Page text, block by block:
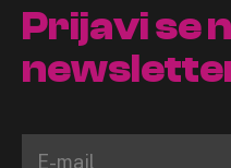
Prijavi se